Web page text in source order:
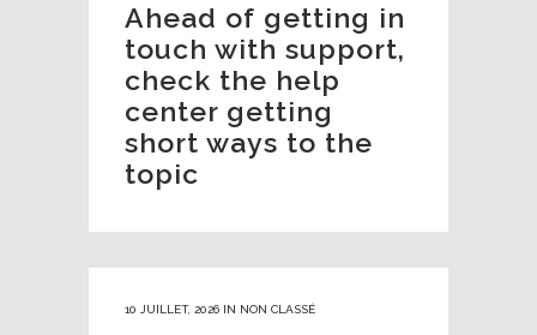
Ahead of getting in
touch with support,
check the help
center getting
short ways to the
topic
10 JUILLET, 2026 IN NON CLASSÉ